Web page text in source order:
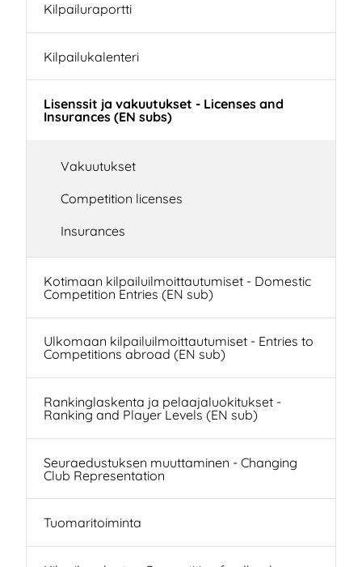
Kilpailuraportti
Kilpailukalenteri
Lisenssit ja vakuutukset - Licenses and
Insurances (EN subs)
Vakuutukset
Competition licenses
Insurances
Kotimaan kilpailuilmoittautumiset - Domestic
Competition Entries (EN sub)
Ulkomaan kilpailuilmoittautumiset - Entries to
Competitions abroad (EN sub)
Rankinglaskenta ja pelaajaluokitukset -
Ranking and Player Levels (EN sub)
Seuraedustuksen muuttaminen - Changing
Club Representation
Tuomaritoiminta